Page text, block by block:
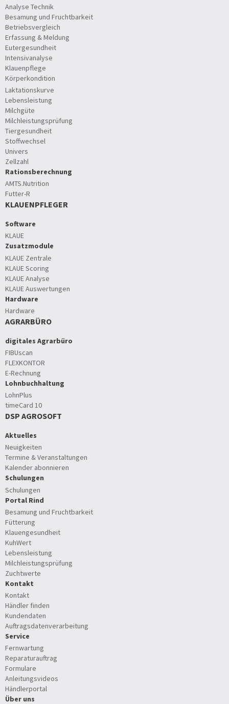
Analyse Technik
Besamung und Fruchtbarkeit
Betriebsvergleich
Erfassung & Meldung
Eutergesundheit
Intensivanalyse
Klauenpflege
Körperkondition
Laktationskurve
Lebensleistung
Milchgüte
Milchleistungsprüfung
Tiergesundheit
Stoffwechsel
Univers
Zellzahl
Rationsberechnung
AMTS.Nutrition
Futter-R
KLAUENPFLEGER
Software
KLAUE
Zusatzmodule
KLAUE Zentrale
KLAUE Scoring
KLAUE Analyse
KLAUE Auswertungen
Hardware
Hardware
AGRARBÜRO
digitales Agrarbüro
FIBUscan
FLEXKONTOR
E-Rechnung
Lohnbuchhaltung
LohnPlus
timeCard 10
DSP AGROSOFT
Aktuelles
Neuigkeiten
Termine & Veranstaltungen
Kalender abonnieren
Schulungen
Schulungen
Portal Rind
Besamung und Fruchtbarkeit
Fütterung
Klauengesundheit
KuhWert
Lebensleistung
Milchleistungsprüfung
Zuchtwerte
Kontakt
Kontakt
Händler finden
Kundendaten
Auftragsdatenverarbeitung
Service
Fernwartung
Reparaturauftrag
Formulare
Anleitungsvideos
Händlerportal
Über uns